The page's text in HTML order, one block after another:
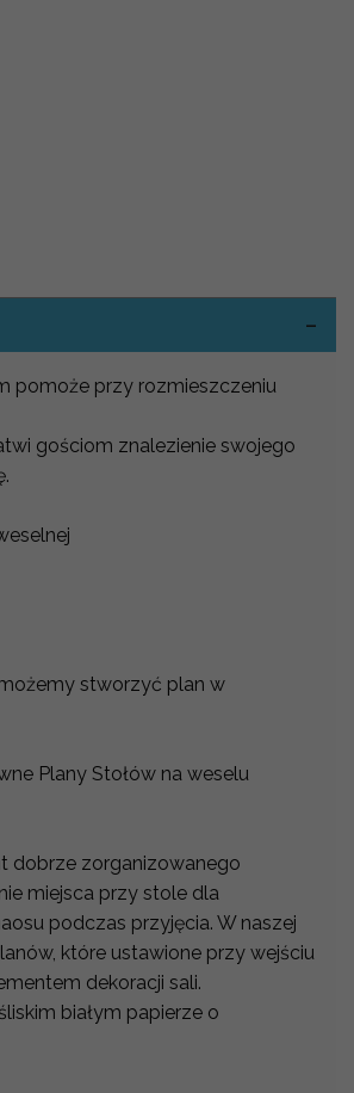
pomoże przy rozmieszczeniu
gościom znalezienie swojego
stworzyć plan w
Plany Stołów na weselu
dobrze zorganizowanego
miejsca przy stole dla
podczas przyjęcia. W naszej
które ustawione przy wejściu
dekoracji sali.
białym papierze o